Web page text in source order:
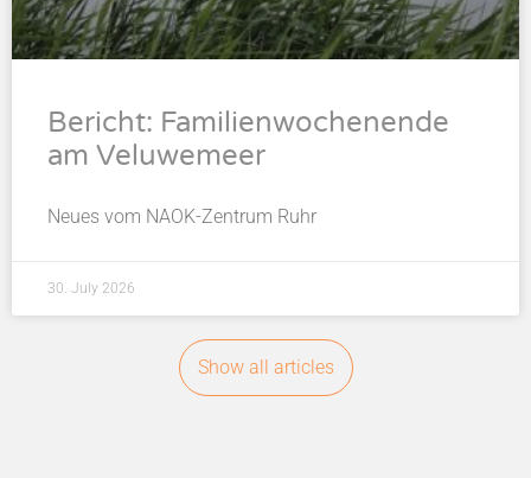
Bericht: Familienwochenende
am Veluwemeer
Neues vom NAOK-Zentrum Ruhr
30. July 2026
Show all articles